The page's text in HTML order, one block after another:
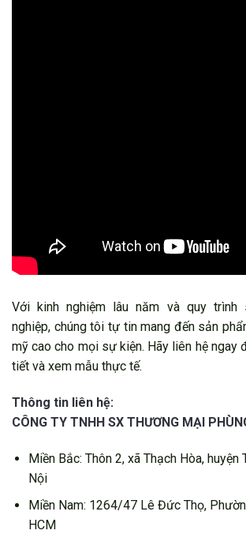
Với kinh nghiệm lâu năm và quy trình
nghiệp, chúng tôi tự tin mang đến sản
mỹ cao cho mọi sự kiện. Hãy liên hệ ngay
tiết và xem mẫu thực tế.
Thông tin liên hệ:
CÔNG TY TNHH SX THƯƠNG MẠI
Miền Bắc: Thôn 2, xã Thạch Hòa, huyện
Nội
Miền Nam: 1264/47 Lê Đức Thọ,
HCM